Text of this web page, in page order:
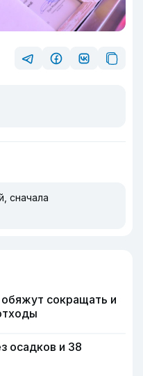
сначала
сокращать и
осадков и 38